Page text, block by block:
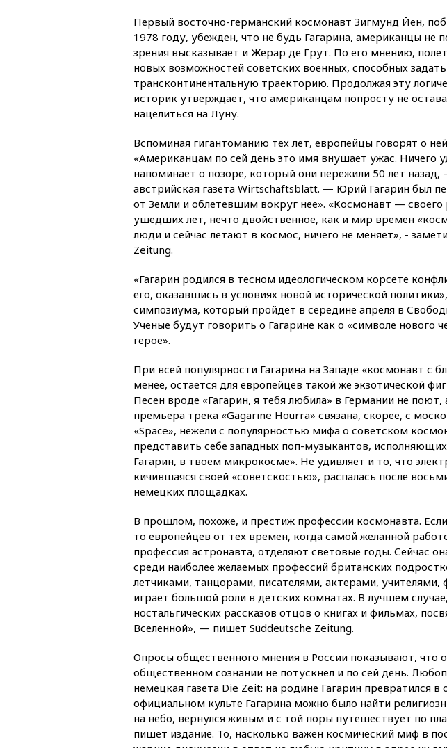
Первый восточно-германский космонавт Зигмунд Йен,
1978 году, убежден, что не будь Гагарина, американцы не
зрения высказывает и Жерар де Грут. По его мнению,
новых возможностей советских военных, способных
трансконтинентальную траекторию. Продолжая эту
историк утверждает, что американцам попросту не
нацелиться на Луну.
Вспоминая гигантоманию тех лет, европейцы говорят о
«Американцам по сей день это имя внушает ужас. Ничего
напоминает о позоре, который они пережили 50 лет
австрийская газета Wirtschaftsblatt. — Юрий Гагарин был
от Земли и облетевшим вокруг нее». «Космонавт —
ушедших лет, нечто двойственное, как и мир времен
люди и сейчас летают в космос, ничего не меняет», -
Zeitung.
«Гагарин родился в тесном идеологическом корсете
его, оказавшись в условиях новой исторической
симпозиума, который пройдет в середине апреля в
Ученые будут говорить о Гагарине как о «символе нового
герое».
При всей популярности Гагарина на Западе «космонавт с
менее, остается для европейцев такой же экзотической
Песен вроде «Гагарин, я тебя любила» в Германии не поют,
премьера трека «Gagarine Hourra» связана, скорее, с
«Space», нежели с популярностью мифа о советском
представить себе западных поп-музыкантов,
Гагарин, в твоем микрокосме». Не удивляет и то, что
кичившаяся своей «советскостью», распалась после
немецких площадках.
В прошлом, похоже, и престиж профессии космонавта.
то европейцев от тех времен, когда самой желанной
профессия астронавта, отделяют световые годы. Сейчас
среди наиболее желаемых профессий британских
летчиками, танцорами, писателями, актерами, учителями,
играет большой роли в детских комнатах. В лучшем
ностальгических рассказов отцов о книгах и фильмах,
Вселенной», — пишет Süddeutsche Zeitung.
Опросы общественного мнения в России показывают, что
общественном сознании не потускнел и по сей день.
немецкая газета Die Zeit: на родине Гагарин превратился
официальном культе Гагарина можно было найти
на небо, вернулся живым и с той поры путешествует по
пишет издание. То, насколько важен космический миф в